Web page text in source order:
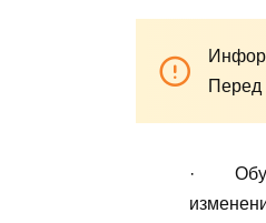
Перед
· Обувь